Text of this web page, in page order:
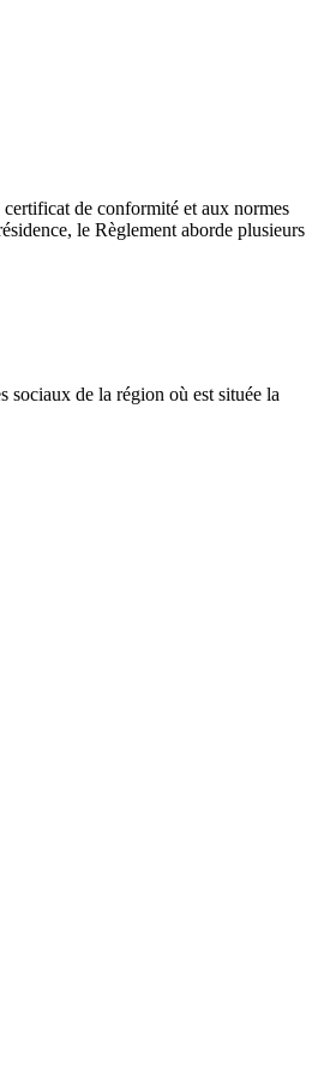
de conformité et aux normes
le Règlement aborde plusieurs
sociaux de la région où est située la